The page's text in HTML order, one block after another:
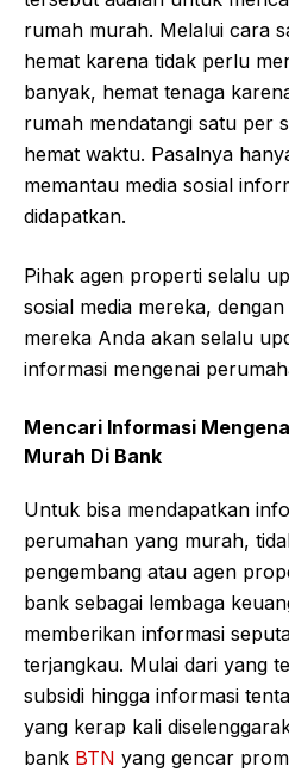
rumah murah. Melalui cara
hemat karena tidak perlu
banyak, hemat tenaga
rumah mendatangi satu per
hemat waktu. Pasalnya
memantau media sosial
didapatkan.
Pihak agen properti selalu
sosial media mereka,
mereka Anda akan selalu
informasi mengenai
Mencari Informasi
Murah Di Bank
Untuk bisa mendapatkan
perumahan yang murah,
pengembang atau agen
bank sebagai lembaga
memberikan informasi
terjangkau. Mulai dari yang
subsidi hingga informasi
yang kerap kali
bank BTN yang gencar